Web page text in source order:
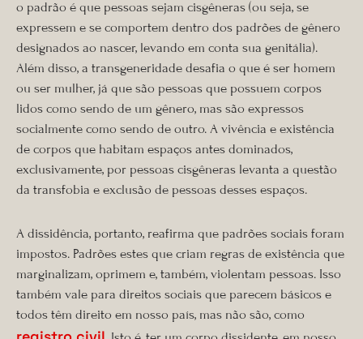
o padrão é que pessoas sejam cisgêneras (ou seja, se
expressem e se comportem dentro dos padrões de gênero
designados ao nascer, levando em conta sua genitália).
Além disso, a transgeneridade desafia o que é ser homem
ou ser mulher, já que são pessoas que possuem corpos
lidos como sendo de um gênero, mas são expressos
socialmente como sendo de outro. A vivência e existência
de corpos que habitam espaços antes dominados,
exclusivamente, por pessoas cisgêneras levanta a questão
da transfobia e exclusão de pessoas desses espaços.
A dissidência, portanto, reafirma que padrões sociais foram
impostos. Padrões estes que criam regras de existência que
marginalizam, oprimem e, também, violentam pessoas. Isso
também vale para direitos sociais que parecem básicos e
todos têm direito em nosso país, mas não são, como